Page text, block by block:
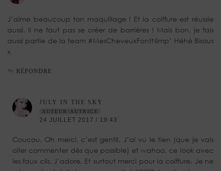
J’aime beaucoup ton maquillage ! Et la coiffure est réussie
aussi. Il ne faut pas se créer de barrières ! Mais bon, je fais
aussi partie de la team #MesCheveuxFontNimp’ Héhé Bisous
x
RÉPONDRE
JULY IN THE SKY
AUTEUR/AUTRICE
24 JUILLET 2017 / 19:43
Coucou. Oh merci, c’est gentil. J’ai vu le tien (que je vais
aller commenter dès que possible) et wahoo, ce look avec
les faux cils. J’adore. Et surtout merci pour la coiffure. Je ne